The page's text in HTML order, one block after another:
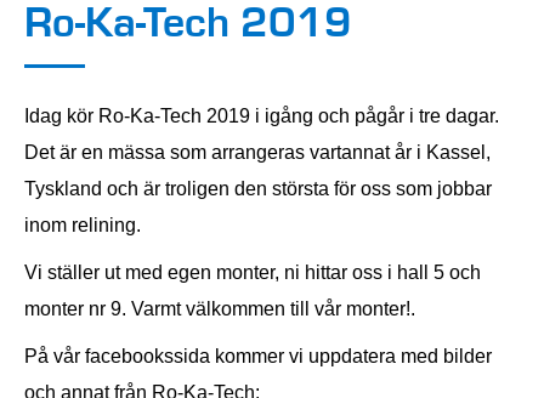
Ro-Ka-Tech 2019
Idag kör Ro-Ka-Tech 2019 i igång och pågår i tre dagar.
Det är en mässa som arrangeras vartannat år i Kassel,
Tyskland och är troligen den största för oss som jobbar
inom relining.
Vi ställer ut med egen monter, ni hittar oss i hall 5 och
monter nr 9. Varmt välkommen till vår monter!.
På vår facebookssida kommer vi uppdatera med bilder
och annat från Ro-Ka-Tech: